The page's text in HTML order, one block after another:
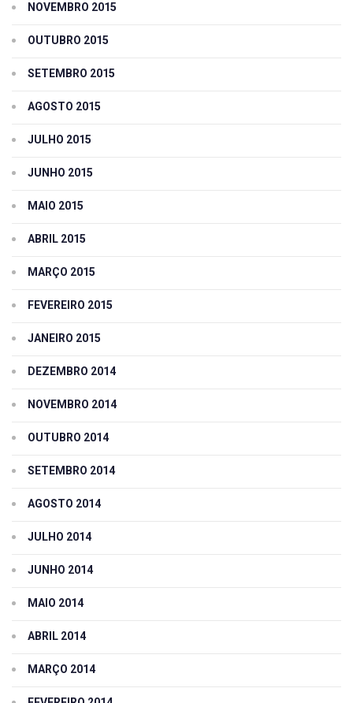
NOVEMBRO 2015
OUTUBRO 2015
SETEMBRO 2015
AGOSTO 2015
JULHO 2015
JUNHO 2015
MAIO 2015
ABRIL 2015
MARÇO 2015
FEVEREIRO 2015
JANEIRO 2015
DEZEMBRO 2014
NOVEMBRO 2014
OUTUBRO 2014
SETEMBRO 2014
AGOSTO 2014
JULHO 2014
JUNHO 2014
MAIO 2014
ABRIL 2014
MARÇO 2014